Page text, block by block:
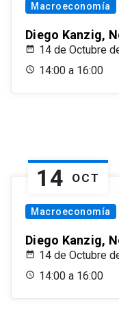
Macroeconomía
Diego Kanzig,
14 de Octubre
14:00 a 16:00
14 OCT
Macroeconomía
Diego Kanzig,
14 de Octubre
14:00 a 16:00